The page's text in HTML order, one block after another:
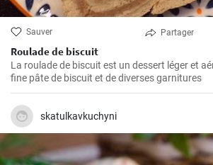
Sauver Partager
Roulade de biscuit
La roulade de biscuit est un dessert léger et
fine pâte de biscuit et de diverses garnitures
skatulkavkuchyni